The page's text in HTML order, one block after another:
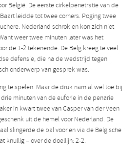
België. De eerste cirkelpenetratie van de
leidde tot twee corners. Poging twee
Nederland schrok en kon zich niet
weer twee minuten later was het
de 1-2 tekenende. De Belg kreeg te veel
defensie, die na de wedstrijd tegen
onderwerp van gesprek was.
te spelen. Maar de druk nam al wel toe bij
minuten van de euforie in de penarie
in kwart twee van Casper van der Veen
uit de hemel voor Nederland. De
slingerde de bal voor en via de Belgische
knullig – over de doellijn: 2-2.